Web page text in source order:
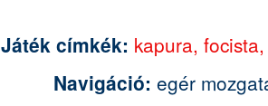
Játék címkék: kapura,
Navigáció: egér